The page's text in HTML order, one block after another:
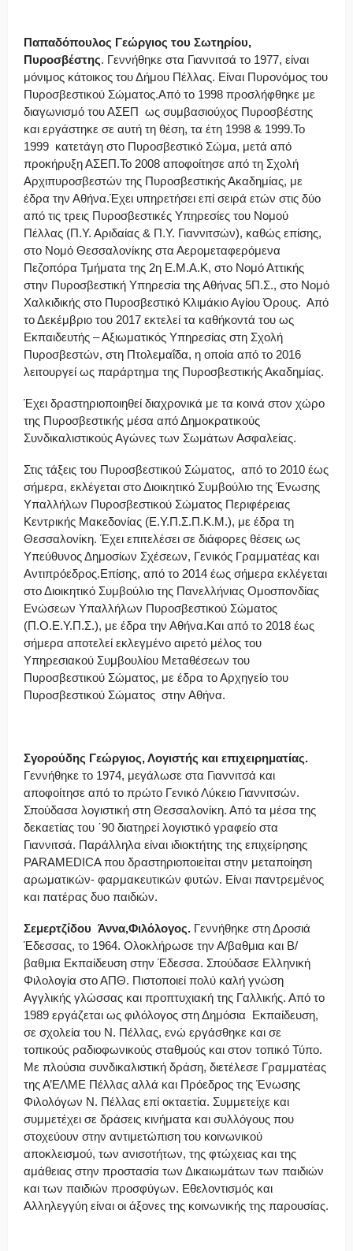
Παπαδόπουλος Γεώργιος του Σωτηρίου,
Πυροσβέστης. Γεννήθηκε στα Γιαννιτσά το 1977, είναι
μόνιμος κάτοικος του Δήμου Πέλλας. Είναι Πυρονόμος του
Πυροσβεστικού Σώματος.Από το 1998 προσλήφθηκε με
διαγωνισμό του ΑΣΕΠ ως συμβασιούχος Πυροσβέστης
και εργάστηκε σε αυτή τη θέση, τα έτη 1998 & 1999.Το
1999 κατετάγη στο Πυροσβεστικό Σώμα, μετά από
προκήρυξη ΑΣΕΠ.Το 2008 αποφοίτησε από τη Σχολή
Αρχιπυροσβεστών της Πυροσβεστικής Ακαδημίας, με
έδρα την Αθήνα.Έχει υπηρετήσει επί σειρά ετών στις δύο
από τις τρεις Πυροσβεστικές Υπηρεσίες του Νομού
Πέλλας (Π.Υ. Αριδαίας & Π.Υ. Γιαννιτσών), καθώς επίσης,
στο Νομό Θεσσαλονίκης στα Αερομεταφερόμενα
Πεζοπόρα Τμήματα της 2η Ε.Μ.Α.Κ, στο Νομό Αττικής
στην Πυροσβεστική Υπηρεσία της Αθήνας 5Π.Σ., στο Νομό
Χαλκιδικής στο Πυροσβεστικό Κλιμάκιο Αγίου Όρους. Από
το Δεκέμβριο του 2017 εκτελεί τα καθήκοντά του ως
Εκπαιδευτής – Αξιωματικός Υπηρεσίας στη Σχολή
Πυροσβεστών, στη Πτολεμαΐδα, η οποία από το 2016
λειτουργεί ως παράρτημα της Πυροσβεστικής Ακαδημίας.
Έχει δραστηριοποιηθεί διαχρονικά με τα κοινά στον χώρο
της Πυροσβεστικής μέσα από Δημοκρατικούς
Συνδικαλιστικούς Αγώνες των Σωμάτων Ασφαλείας.
Στις τάξεις του Πυροσβεστικού Σώματος, από το 2010 έως
σήμερα, εκλέγεται στο Διοικητικό Συμβούλιο της Ένωσης
Υπαλλήλων Πυροσβεστικού Σώματος Περιφέρειας
Κεντρικής Μακεδονίας (Ε.Υ.Π.Σ.Π.Κ.Μ.), με έδρα τη
Θεσσαλονίκη. Έχει επιτελέσει σε διάφορες θέσεις ως
Υπεύθυνος Δημοσίων Σχέσεων, Γενικός Γραμματέας και
Αντιπρόεδρος.Επίσης, από το 2014 έως σήμερα εκλέγεται
στο Διοικητικό Συμβούλιο της Πανελλήνιας Ομοσπονδίας
Ενώσεων Υπαλλήλων Πυροσβεστικού Σώματος
(Π.Ο.Ε.Υ.Π.Σ.), με έδρα την Αθήνα.Και από το 2018 έως
σήμερα αποτελεί εκλεγμένο αιρετό μέλος του
Υπηρεσιακού Συμβουλίου Μεταθέσεων του
Πυροσβεστικού Σώματος, με έδρα το Αρχηγείο του
Πυροσβεστικού Σώματος στην Αθήνα.
Σγορούδης Γεώργιος, Λογιστής και επιχειρηματίας.
Γεννήθηκε το 1974, μεγάλωσε στα Γιαννιτσά και
αποφοίτησε από το πρώτο Γενικό Λύκειο Γιαννιτσών.
Σπούδασα λογιστική στη Θεσσαλονίκη. Από τα μέσα της
δεκαετίας του ΄90 διατηρεί λογιστικό γραφείο στα
Γιαννιτσά. Παράλληλα είναι ιδιοκτήτης της επιχείρησης
PARAMEDICA που δραστηριοποιείται στην μεταποίηση
αρωματικών- φαρμακευτικών φυτών. Είναι παντρεμένος
και πατέρας δυο παιδιών.
Σεμερτζίδου Άννα,Φιλόλογος. Γεννήθηκε στη Δροσιά
Έδεσσας, το 1964. Ολοκλήρωσε την Α/βαθμια και Β/
βαθμια Εκπαίδευση στην Έδεσσα. Σπούδασε Ελληνική
Φιλολογία στο ΑΠΘ. Πιστοποιεί πολύ καλή γνώση
Αγγλικής γλώσσας και προπτυχιακή της Γαλλικής. Από το
1989 εργάζεται ως φιλόλογος στη Δημόσια Εκπαίδευση,
σε σχολεία του Ν. Πέλλας, ενώ εργάσθηκε και σε
τοπικούς ραδιοφωνικούς σταθμούς και στον τοπικό Τύπο.
Με πλούσια συνδικαλιστική δράση, διετέλεσε Γραμματέας
της Α’ΕΛΜΕ Πέλλας αλλά και Πρόεδρος της Ένωσης
Φιλολόγων Ν. Πέλλας επί οκταετία. Συμμετείχε και
συμμετέχει σε δράσεις κινήματα και συλλόγους που
στοχεύουν στην αντιμετώπιση του κοινωνικού
αποκλεισμού, των ανισοτήτων, της φτώχειας και της
αμάθειας στην προστασία των Δικαιωμάτων των παιδιών
και των παιδιών προσφύγων. Εθελοντισμός και
Αλληλεγγύη είναι οι άξονες της κοινωνικής της παρουσίας.